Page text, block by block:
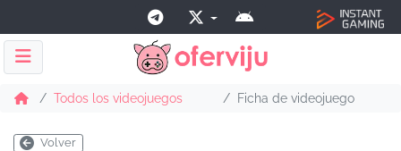
Todos los videojuegos Ficha de videojuego
Volver